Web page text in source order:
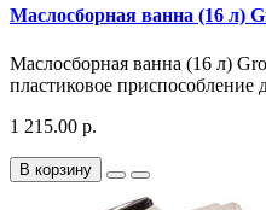
Маслосборная ванна (16 л)
Маслосборная ванна (16 л)
пластиковое приспособление
1 215.00 р.
В корзину